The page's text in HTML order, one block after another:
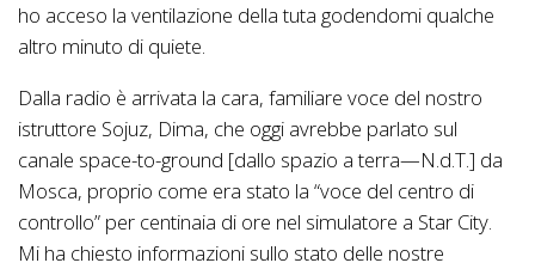
ho acceso la ventilazione della tuta godendomi qualche
altro minuto di quiete.
Dalla radio è arrivata la cara, familiare voce del nostro
istruttore Sojuz, Dima, che oggi avrebbe parlato sul
canale space-to-ground [dallo spazio a terra—N.d.T.] da
Mosca, proprio come era stato la “voce del centro di
controllo” per centinaia di ore nel simulatore a Star City.
Mi ha chiesto informazioni sullo stato delle nostre